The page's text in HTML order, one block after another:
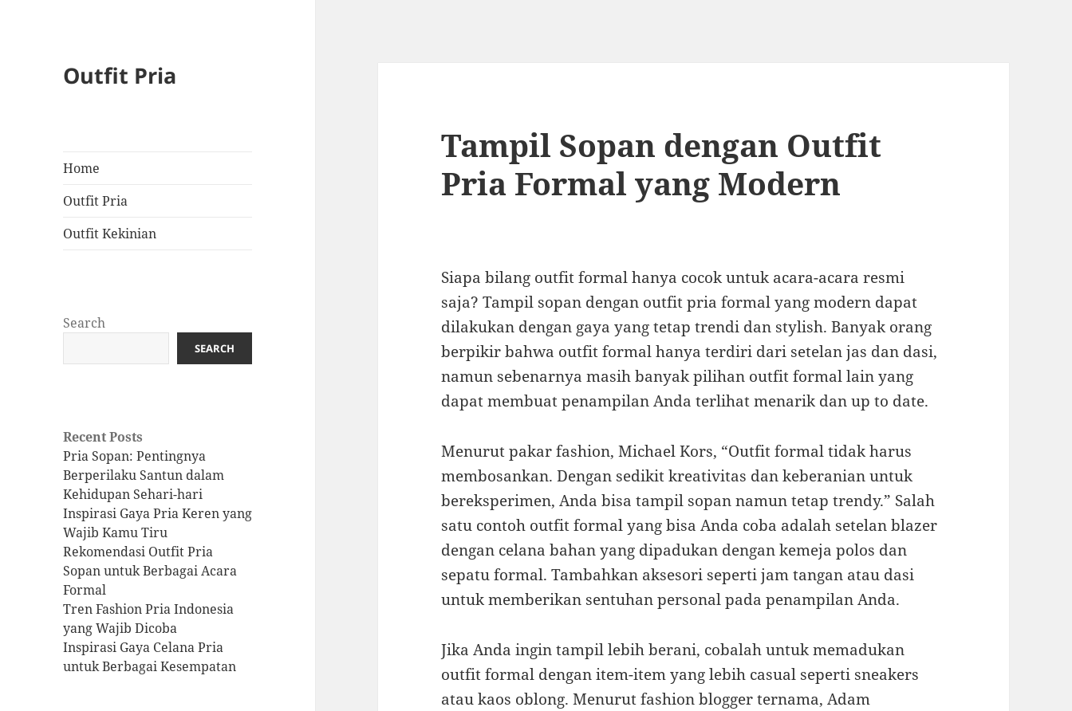
Outfit Pria
Home
Outfit Pria
Outfit Kekinian
Search
SEARCH
Recent Posts
Pria Sopan: Pentingnya
Berperilaku Santun dalam
Kehidupan Sehari-hari
Inspirasi Gaya Pria Keren yang
Wajib Kamu Tiru
Rekomendasi Outfit Pria
Sopan untuk Berbagai Acara
Formal
Tren Fashion Pria Indonesia
yang Wajib Dicoba
Inspirasi Gaya Celana Pria
untuk Berbagai Kesempatan
Tampil Sopan dengan Outfit
Pria Formal yang Modern
Siapa bilang outfit formal hanya cocok untuk acara-acara resmi
saja? Tampil sopan dengan outfit pria formal yang modern dapat
dilakukan dengan gaya yang tetap trendi dan stylish. Banyak orang
berpikir bahwa outfit formal hanya terdiri dari setelan jas dan dasi,
namun sebenarnya masih banyak pilihan outfit formal lain yang
dapat membuat penampilan Anda terlihat menarik dan up to date.
Menurut pakar fashion, Michael Kors, “Outfit formal tidak harus
membosankan. Dengan sedikit kreativitas dan keberanian untuk
bereksperimen, Anda bisa tampil sopan namun tetap trendy.” Salah
satu contoh outfit formal yang bisa Anda coba adalah setelan blazer
dengan celana bahan yang dipadukan dengan kemeja polos dan
sepatu formal. Tambahkan aksesori seperti jam tangan atau dasi
untuk memberikan sentuhan personal pada penampilan Anda.
Jika Anda ingin tampil lebih berani, cobalah untuk memadukan
outfit formal dengan item-item yang lebih casual seperti sneakers
atau kaos oblong. Menurut fashion blogger ternama, Adam